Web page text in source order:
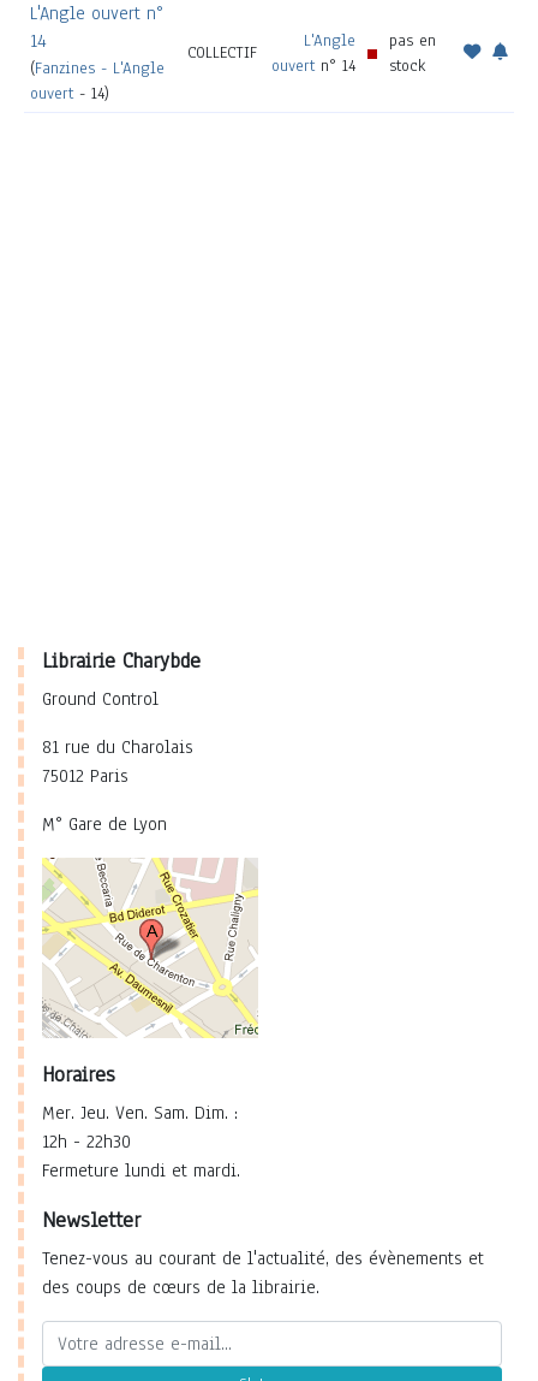
L'Angle ouvert n°
14
(Fanzines - L'Angle
ouvert- 14)
COLLECTIF
L'Angle
ouvertn° 14
pas en
stock
Librairie Charybde
Ground Control
81 rue du Charolais
75012 Paris
M° Gare de Lyon
Horaires
Mer. Jeu. Ven. Sam. Dim. :
12h - 22h30
Fermeture lundi et mardi.
Newsletter
Tenez-vous au courant de l'actualité, des évènements et
des coups de cœurs de la librairie.